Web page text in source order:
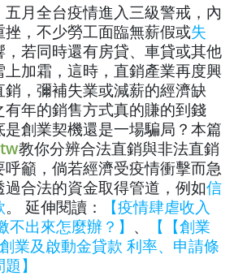
五月全台疫情進入三級警戒，內
，不少勞工面臨無薪假或失
，若同時還有房貸、車貸或其他
加霜，這時，直銷產業再度興
，彌補失業或減薪的經濟缺
有年的銷售方式真的賺的到錢
創業契機還是一場騙局？本篇
教你分辨合法直銷與非法直銷
籲，倘若經濟受疫情衝擊而急
合法的資金取得管道，例如信
。 延伸閱讀：
【疫情肆虐收入
出來怎麼辦？】 、
【【創業
業及啟動金貸款 利率、申請條
】